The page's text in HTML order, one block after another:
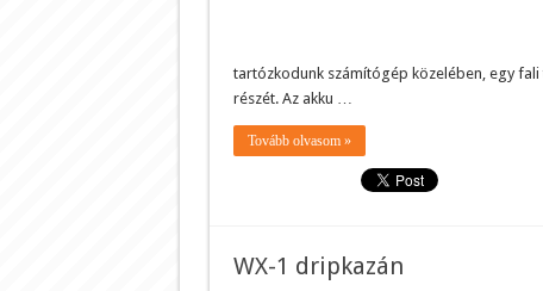
tartózkodunk számítógép közelében, egy
részét. Az akku …
Tovább olvasom »
WX-1 dripkazán